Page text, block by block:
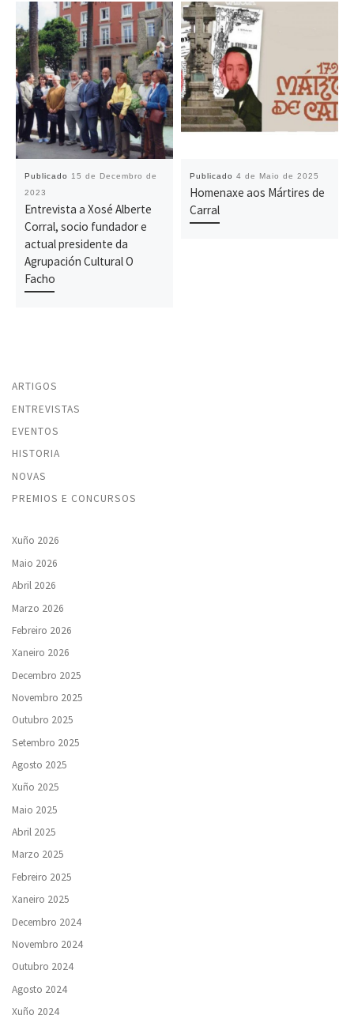
Publicado 15 de Decembro de
2023
Entrevista a Xosé Alberte
Corral, socio fundador e
actual presidente da
Agrupación Cultural O
Facho
Publicado 4 de Maio de 2025
Homenaxe aos Mártires de
Carral
ARTIGOS
ENTREVISTAS
EVENTOS
HISTORIA
NOVAS
PREMIOS E CONCURSOS
Xuño 2026
Maio 2026
Abril 2026
Marzo 2026
Febreiro 2026
Xaneiro 2026
Decembro 2025
Novembro 2025
Outubro 2025
Setembro 2025
Agosto 2025
Xuño 2025
Maio 2025
Abril 2025
Marzo 2025
Febreiro 2025
Xaneiro 2025
Decembro 2024
Novembro 2024
Outubro 2024
Agosto 2024
Xuño 2024